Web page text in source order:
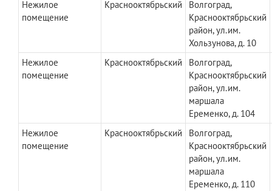
Нежилое
помещение
Краснооктябрьский
Волгоград,
Краснооктябрьский
район, ул.им.
Хользунова, д. 10
Нежилое
помещение
Краснооктябрьский
Волгоград,
Краснооктябрьский
район, ул.им.
маршала
Еременко, д. 104
Нежилое
помещение
Краснооктябрьский
Волгоград,
Краснооктябрьский
район, ул.им.
маршала
Еременко, д. 110